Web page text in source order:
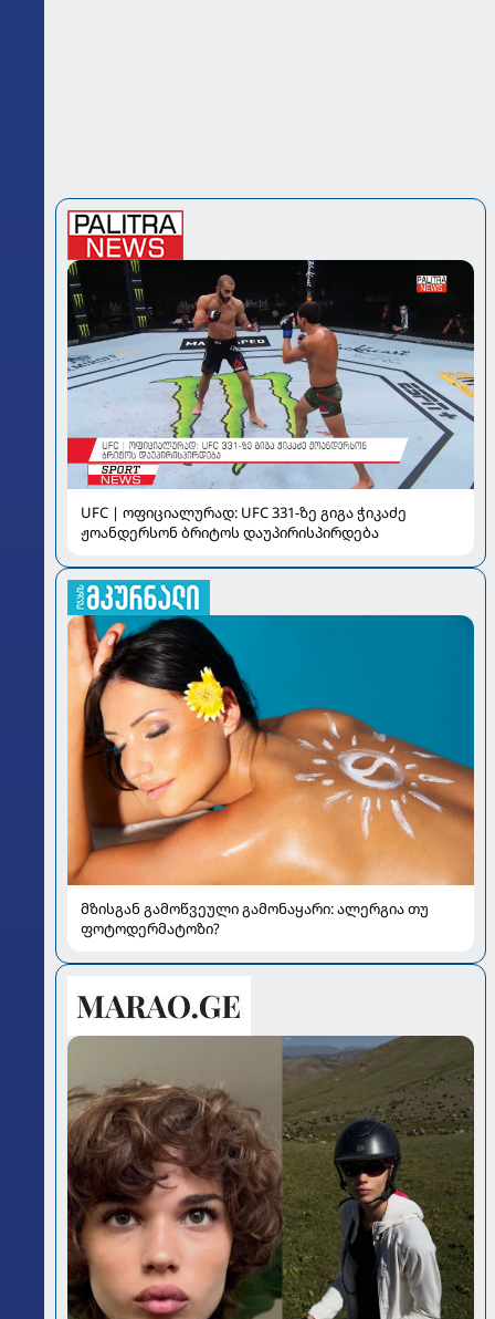
UFC | ოფიციალურად: UFC 331-ზე გიგა ჭიკაძე
ჟოანდერსონ ბრიტოს დაუპირისპირდება
მზისგან გამოწვეული გამონაყარი: ალერგია თუ
ფოტოდერმატოზი?